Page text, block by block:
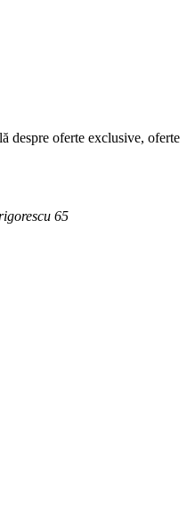
despre oferte exclusive, oferte
65